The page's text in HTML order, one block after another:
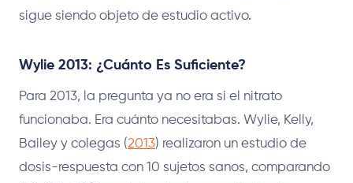
sigue siendo objeto de estudio activo.
Wylie 2013: ¿Cuánto Es Suficiente?
Para 2013, la pregunta ya no era si el nitrato
funcionaba. Era cuánto necesitabas. Wylie, Kelly,
Bailey y colegas (2013) realizaron un estudio de
dosis-respuesta con 10 sujetos sanos, comparando